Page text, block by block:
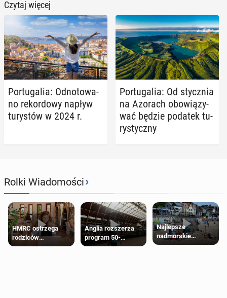
Czytaj więcej
Por­tu­ga­lia: Od­no­to­wa­
no re­kor­do­wy napływ
tu­ry­stów w 2024 r.
Por­tu­ga­lia: Od stycz­nia
na Azorach obo­wią­zy­
wać będzie podatek tu­
ry­stycz­ny
Rolki Wiadomości›
HMRC ostrzega
rodziców
pobierających Child
Anglia rozszerza
program 50-
procentowych
Najlepsze
nadmorskie
miasteczko blisko